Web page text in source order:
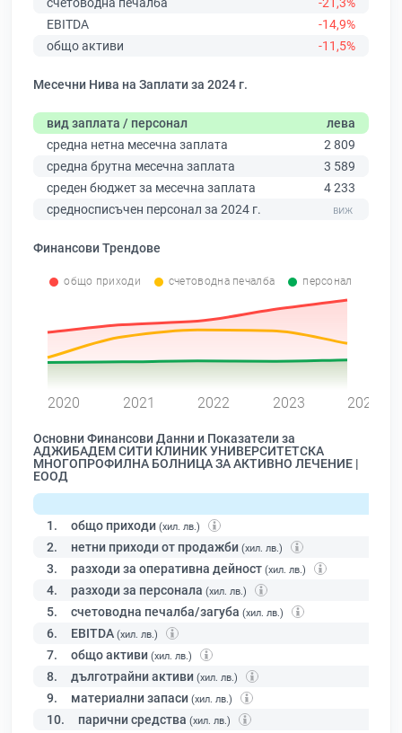
счетоводна печалба
-21,3%
EBITDA
-14,9%
общо активи
-11,5%
Месечни Нива на Заплати за 2024 г.
вид заплата / персонал
лева
средна нетна месечна заплата
2 809
средна брутна месечна заплата
3 589
среден бюджет за месечна заплата
4 233
средносписъчен персонал за 2024 г.
Финансови Трендове
общо приходи счетоводна печалба персонал
2020 2021 2022 2023 2024
Основни Финансови Данни и Показатели за
АДЖИБАДЕМ СИТИ КЛИНИК УНИВЕРСИТЕТСКА
МНОГОПРОФИЛНА БОЛНИЦА ЗА АКТИВНО ЛЕЧЕНИЕ |
ЕООД
1. общо приходи (хил. лв.)
2. нетни приходи от продажби (хил. лв.)
3. разходи за оперативна дейност (хил. лв.)
4. разходи за персонала (хил. лв.)
5. счетоводна печалба/загуба (хил. лв.)
6. EBITDA (хил. лв.)
7. общо активи (хил. лв.)
8. дълготрайни активи (хил. лв.)
9. материални запаси (хил. лв.)
10. парични средства (хил. лв.)